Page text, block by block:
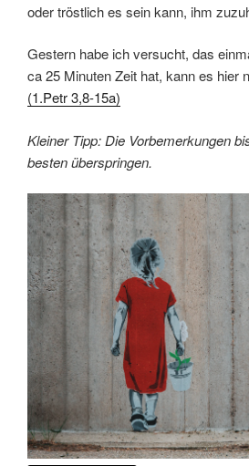
oder tröstlich es sein kann, ihm
Gestern habe ich versucht, das
ca 25 Minuten Zeit hat, kann es hier
(1.Petr 3,8-15a)
Kleiner Tipp: Die Vorbemerkungen
besten überspringen.